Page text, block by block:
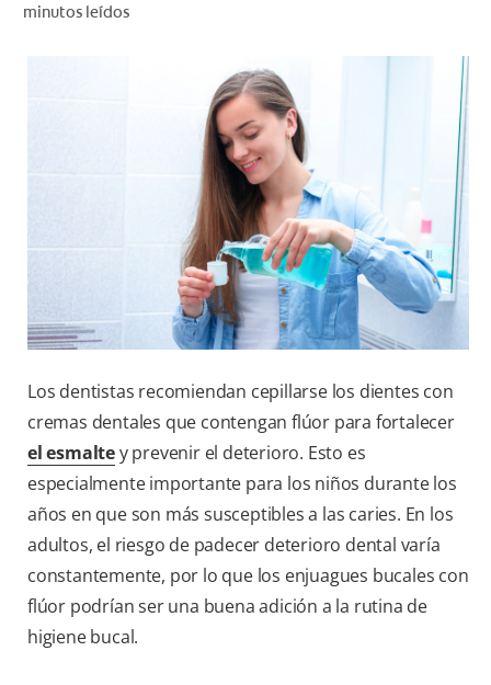
PARA PROFESIONALES
DÓNDE COMPRAR
PE (ES)
SUSCRÍBETE
minutos leídos
Los dentistas recomiendan cepillarse los dientes con
cremas dentales que contengan flúor para fortalecer
el esmaltey prevenir el deterioro. Esto es
especialmente importante para los niños durante los
años en que son más susceptibles a las caries. En los
adultos, el riesgo de padecer deterioro dental varía
constantemente, por lo que los enjuagues bucales con
flúor podrían ser una buena adición a la rutina de
higiene bucal.